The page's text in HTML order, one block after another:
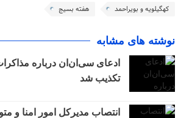
کهگیلویه و بویراحمد
هفته بسیج
نوشته های مشابه
ادعای سی‌ان‌ان درباره
تکذیب شد
انتصاب مدیرکل امور امنا و